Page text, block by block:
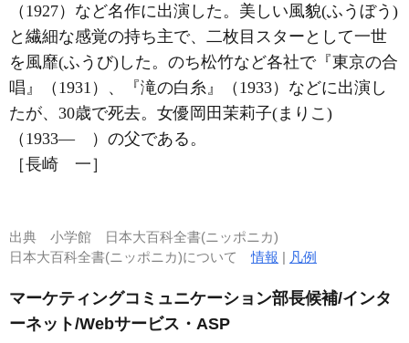
（1927）など名作に出演した。美しい風貌(ふうぼう)
と繊細な感覚の持ち主で、二枚目スターとして一世
を風靡(ふうび)した。のち松竹など各社で『東京の合
唱』（1931）、『滝の白糸』（1933）などに出演し
たが、30歳で死去。女優岡田茉莉子(まりこ)
（1933― ）の父である。
［長崎 一］
出典 小学館 日本大百科全書(ニッポニカ)
日本大百科全書(ニッポニカ)について情報 | 凡例
マーケティングコミュニケーション部長候補/インタ
ーネット/Webサービス・ASP